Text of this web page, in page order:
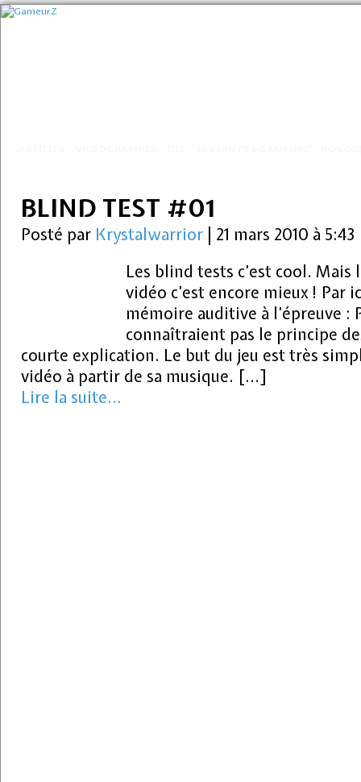
BLIND TEST #01
Posté par Krystalwarrior 21 mars 2010 à 5:43
Les blind tests c’est cool.
vidéo c’est encore mieux ! Par
mémoire auditive à l’épreuve :
connaîtraient pas le principe
courte explication. Le but du jeu est très
vidéo à partir de sa musique. […]
Lire la suite...